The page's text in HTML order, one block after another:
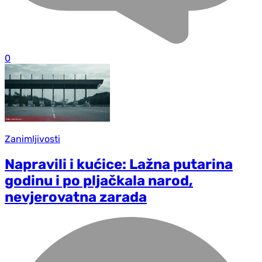
0
Zanimljivosti
Napravili i kućice: Lažna putarina
godinu i po pljačkala narod,
nevjerovatna zarada